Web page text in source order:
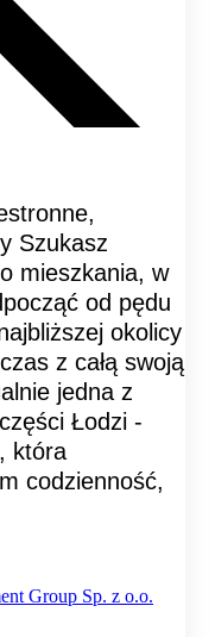
Szukasz
mieszkania, w
od pędu
okolicy
z całą swoją
jedna z
Łodzi -
która
codzienność,
Group Sp. z o.o.